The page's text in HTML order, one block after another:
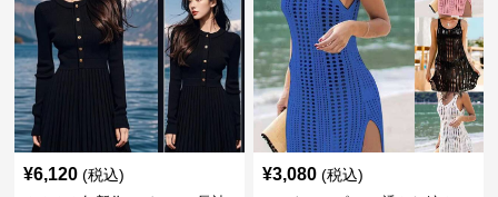
¥6,120 (税込) ¥3,080 (税込)